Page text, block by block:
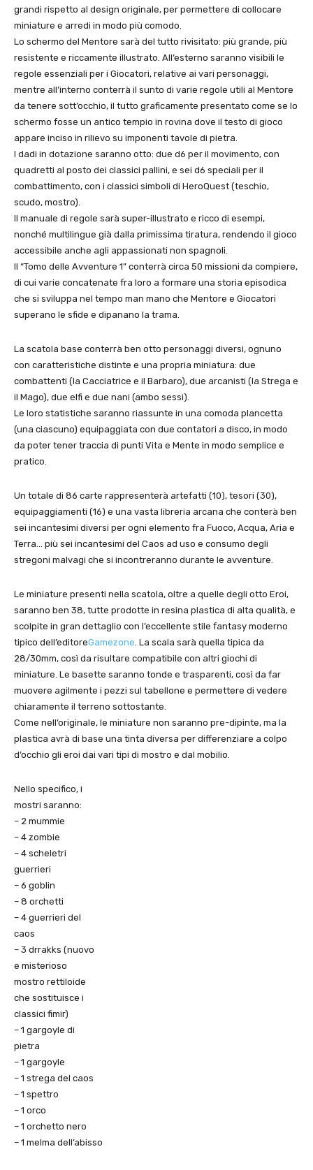
grandi rispetto al design originale, per permettere di collocare
miniature e arredi in modo più comodo.
Lo schermo del Mentore sarà del tutto rivisitato: più grande, più
resistente e riccamente illustrato. All’esterno saranno visibili le
regole essenziali per i Giocatori, relative ai vari personaggi,
mentre all’interno conterrà il sunto di varie regole utili al Mentore
da tenere sott’occhio, il tutto graficamente presentato come se lo
schermo fosse un antico tempio in rovina dove il testo di gioco
appare inciso in rilievo su imponenti tavole di pietra.
I dadi in dotazione saranno otto: due d6 per il movimento, con
quadretti al posto dei classici pallini, e sei d6 speciali per il
combattimento, con i classici simboli di HeroQuest (teschio,
scudo, mostro).
Il manuale di regole sarà super-illustrato e ricco di esempi,
nonché multilingue già dalla primissima tiratura, rendendo il gioco
accessibile anche agli appassionati non spagnoli.
Il “Tomo delle Avventure 1” conterrà circa 50 missioni da compiere,
di cui varie concatenate fra loro a formare una storia episodica
che si sviluppa nel tempo man mano che Mentore e Giocatori
superano le sfide e dipanano la trama.
La scatola base conterrà ben otto personaggi diversi, ognuno
con caratteristiche distinte e una propria miniatura: due
combattenti (la Cacciatrice e il Barbaro), due arcanisti (la Strega e
il Mago), due elfi e due nani (ambo sessi).
Le loro statistiche saranno riassunte in una comoda plancetta
(una ciascuno) equipaggiata con due contatori a disco, in modo
da poter tener traccia di punti Vita e Mente in modo semplice e
pratico.
Un totale di 86 carte rappresenterà artefatti (10), tesori (30),
equipaggiamenti (16) e una vasta libreria arcana che conterà ben
sei incantesimi diversi per ogni elemento fra Fuoco, Acqua, Aria e
Terra… più sei incantesimi del Caos ad uso e consumo degli
stregoni malvagi che si incontreranno durante le avventure.
Le miniature presenti nella scatola, oltre a quelle degli otto Eroi,
saranno ben 38, tutte prodotte in resina plastica di alta qualità, e
scolpite in gran dettaglio con l’eccellente stile fantasy moderno
tipico dell’editoreGamezone . La scala sarà quella tipica da
28/30mm, così da risultare compatibile con altri giochi di
miniature. Le basette saranno tonde e trasparenti, così da far
muovere agilmente i pezzi sul tabellone e permettere di vedere
chiaramente il terreno sottostante.
Come nell’originale, le miniature non saranno pre-dipinte, ma la
plastica avrà di base una tinta diversa per differenziare a colpo
d’occhio gli eroi dai vari tipi di mostro e dal mobilio.
Nello specifico, i
mostri saranno:
– 2 mummie
– 4 zombie
– 4 scheletri
guerrieri
– 6 goblin
– 8 orchetti
– 4 guerrieri del
caos
– 3 drrakks (nuovo
e misterioso
mostro rettiloide
che sostituisce i
classici fimir)
– 1 gargoyle di
pietra
– 1 gargoyle
– 1 strega del caos
– 1 spettro
– 1 orco
– 1 orchetto nero
– 1 melma dell’abisso